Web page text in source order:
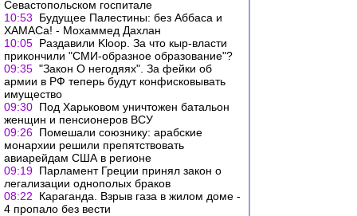
Севастопольском госпитале
10:53
Будущее Палестины: без Аббаса и
ХАМАСа! - Мохаммед Дахлан
10:05 Раздавили Kloop. За что кыр-власти
прикончили "СМИ-образное образование"?
09:35 "Закон О негодяях". За фейки об
армии в РФ теперь будут конфисковывать
имущество
09:30 Под Харьковом уничтожен батальон
женщин и пенсионеров ВСУ
09:26 Помешали союзнику: арабские
монархии решили препятствовать
авиарейдам США в регионе
09:19 Парламент Греции принял закон о
легализации однополых браков
08:22
Караганда. Взрыв газа в жилом доме -
4 пропало без вести